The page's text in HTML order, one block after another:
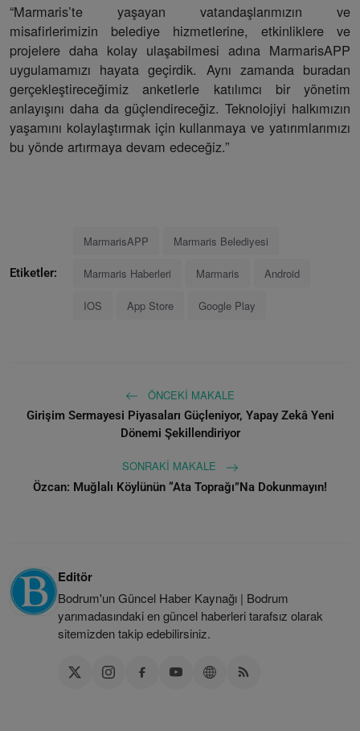
“Marmaris’te yaşayan vatandaşlarımızın ve
misafirlerimizin belediye hizmetlerine, etkinliklere ve
projelere daha kolay ulaşabilmesi adına MarmarisAPP
uygulamamızı hayata geçirdik. Aynı zamanda buradan
gerçekleştireceğimiz anketlerle katılımcı bir yönetim
anlayışını daha da güçlendireceğiz. Teknolojiyi halkımızın
yaşamını kolaylaştırmak için kullanmaya ve yatırımlarımızı
bu yönde artırmaya devam edeceğiz.”
Etiketler:
MarmarisAPP Marmaris Belediyesi
Marmaris Haberleri Marmaris Android
IOS App Store Google Play
ÖNCEKI MAKALE
Girişim Sermayesi Piyasaları Güçleniyor, Yapay Zekâ Yeni
Dönemi Şekillendiriyor
SONRAKI MAKALE
Özcan: Muğlalı Köylünün “Ata Toprağı”Na Dokunmayın!
Editör
Bodrum'un Güncel Haber Kaynağı | Bodrum
yarımadasındaki en güncel haberleri tarafsız olarak
sitemizden takip edebilirsiniz.